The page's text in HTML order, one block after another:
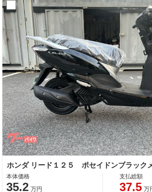
本体価格
35.2 万円
支払総額
37.5 万